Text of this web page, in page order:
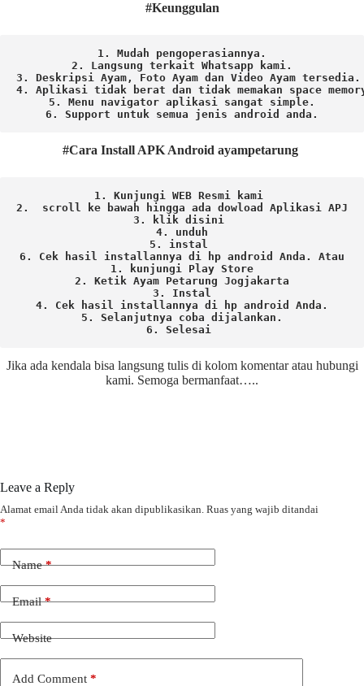
#Keunggulan
1. Mudah pengoperasiannya.
2. Langsung terkait Whatsapp kami.
3. Deskripsi Ayam, Foto Ayam dan Video Ayam tersedia.
4. Aplikasi tidak berat dan tidak memakan space
5. Menu navigator aplikasi sangat simple.
6. Support untuk semua jenis android anda.
#Cara Install APK Android ayampetarung
1. Kunjungi WEB Resmi kami
2.  scroll ke bawah hingga ada dowload Aplikasi APJ
3. klik disini
4. unduh
5. instal
6. Cek hasil installannya di hp android Anda. Atau
1. kunjungi Play Store
2. Ketik Ayam Petarung Jogjakarta
3. Instal
4. Cek hasil installannya di hp android Anda.
5. Selanjutnya coba dijalankan.
6. Selesai
Jika ada kendala bisa langsung tulis di kolom komentar atau hubungi
kami. Semoga bermanfaat…..
Leave a Reply
Alamat email Anda tidak akan dipublikasikan. Ruas yang wajib ditandai
*
Name*
Email*
Website
Add Comment *